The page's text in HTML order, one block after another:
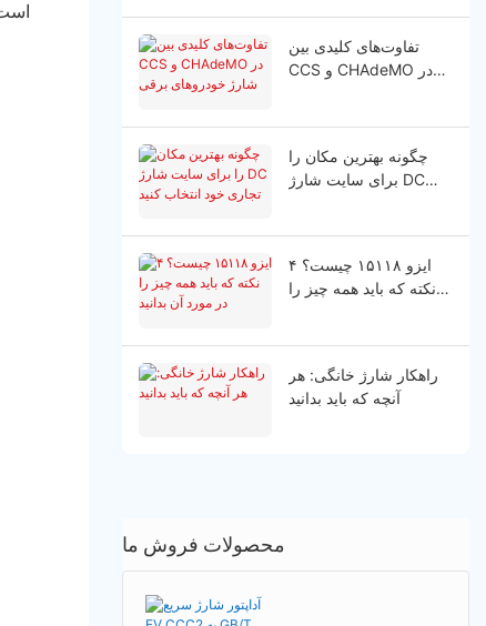
تفاوت‌های کلیدی بین
CCS و CHAdeMO در
چگونه بهترین مکان را
برای سایت شارژ DC
ایزو ۱۵۱۱۸ چیست؟ ۴
نکته که باید همه چیز را
راهکار شارژ خانگی: هر
آنچه که باید بدانید
محصولات فروش ما